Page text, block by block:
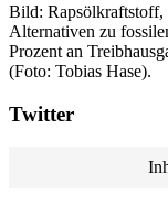
Bild:
Alternativen zu
Prozent an
(Foto: Tobias Hase).
Twitter